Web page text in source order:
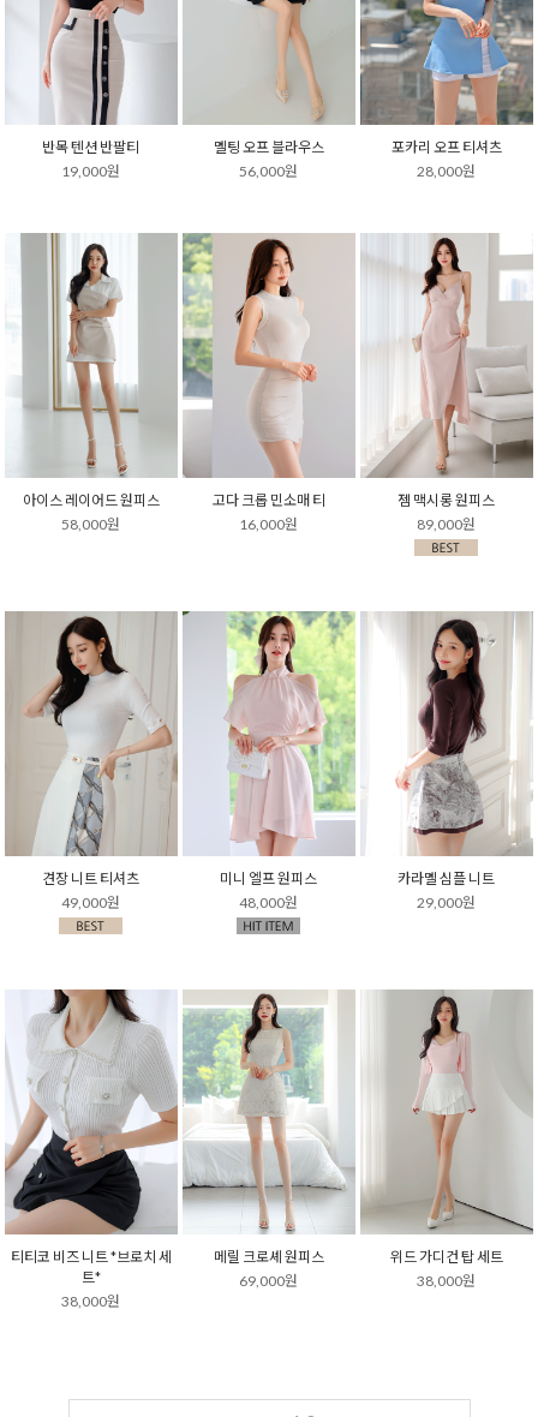
반목 텐션 반팔티
19,000원
멜팅 오프 블라우스
56,000원
포카리 오프 티셔츠
28,000원
아이스 레이어드 원피스
58,000원
고다 크롭 민소매 티
16,000원
젬 맥시롱 원피스
89,000원
견장 니트 티셔츠
49,000원
미니 엘프 원피스
48,000원
카라멜 심플 니트
29,000원
티티코 비즈 니트 *브로치 세
트*
38,000원
메릴 크로셰 원피스
69,000원
위드 가디건 탑 세트
38,000원